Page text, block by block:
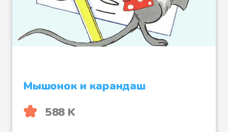
Мышонок и карандаш
588 K